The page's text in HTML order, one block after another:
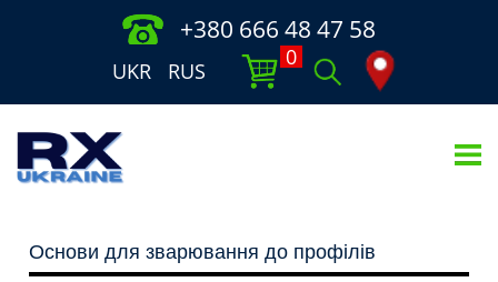
+380 666 48 47 58
UKR RUS
0
Основи для зварювання до профілів